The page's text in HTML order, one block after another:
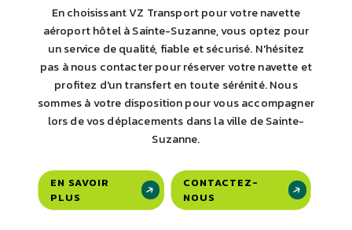
En choisissant VZ Transport pour votre navette
aéroport hôtel à Sainte-Suzanne, vous optez pour
un service de qualité, fiable et sécurisé. N'hésitez
pas à nous contacter pour réserver votre navette et
profitez d'un transfert en toute sérénité. Nous
sommes à votre disposition pour vous accompagner
lors de vos déplacements dans la ville de Sainte-
Suzanne.
EN SAVOIR
PLUS
CONTACTEZ-
NOUS